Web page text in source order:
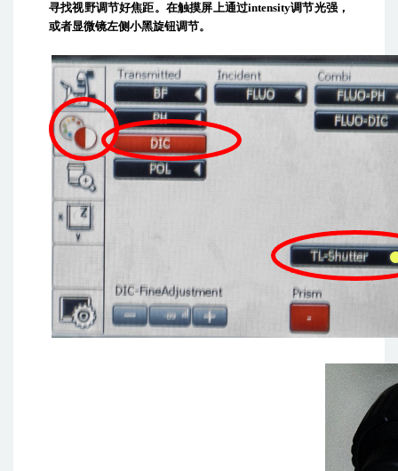
寻找视野调节好焦距。在触摸屏上通过intensity调节光强，
或者显微镜左侧小黑旋钮调节。